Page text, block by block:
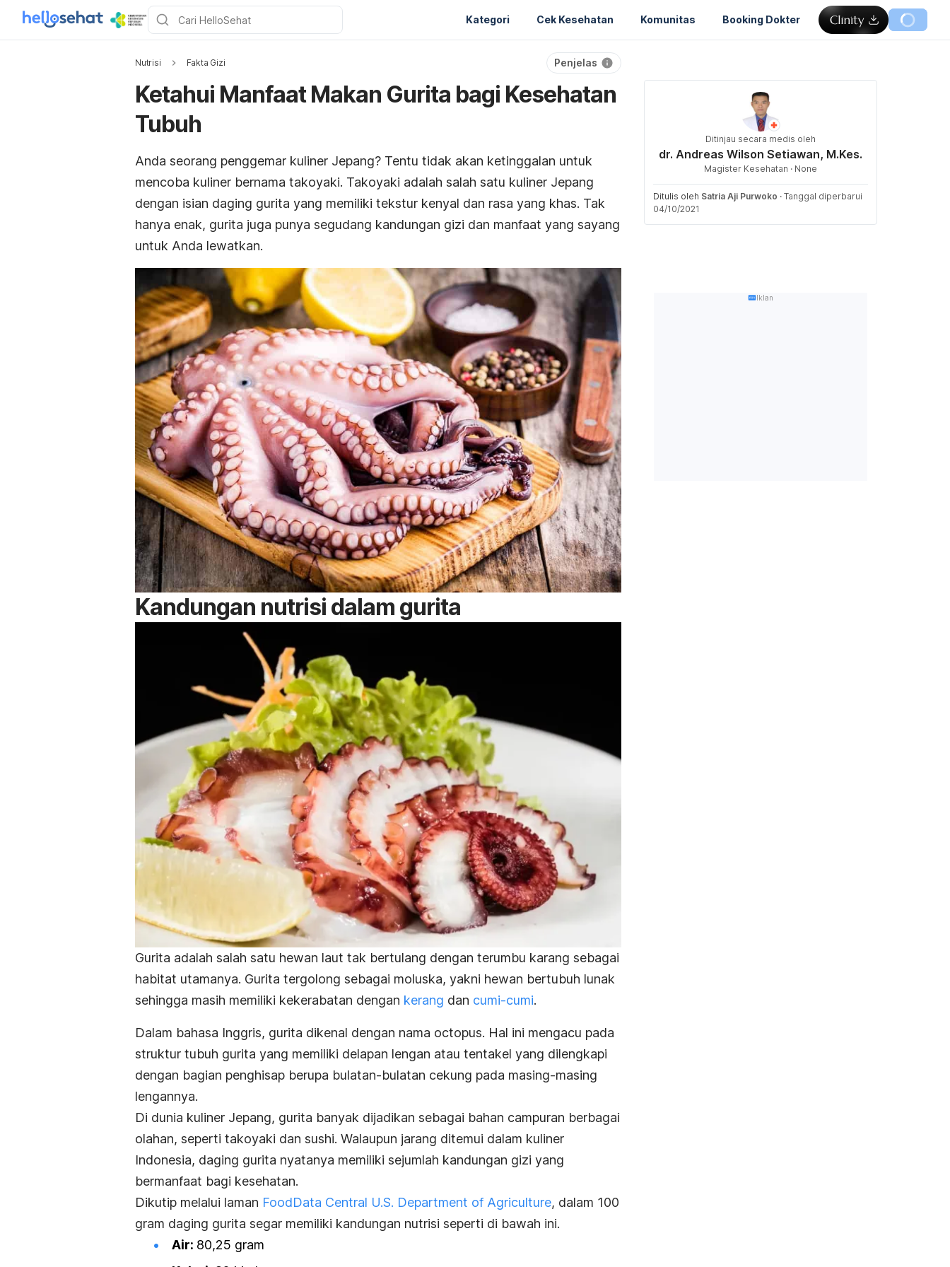
Kategori Cek Kesehatan Komunitas Booking Dokter
Nutrisi Fakta Gizi Penjelas
Ketahui Manfaat Makan Gurita bagi Kesehatan
Tubuh
Anda seorang penggemar kuliner Jepang? Tentu tidak akan ketinggalan untuk
mencoba kuliner bernama takoyaki. Takoyaki adalah salah satu kuliner Jepang
dengan isian daging gurita yang memiliki tekstur kenyal dan rasa yang khas. Tak
hanya enak, gurita juga punya segudang kandungan gizi dan manfaat yang sayang
untuk Anda lewatkan.
Kandungan nutrisi dalam gurita
Gurita adalah salah satu hewan laut tak bertulang dengan terumbu karang sebagai
habitat utamanya. Gurita tergolong sebagai moluska, yakni hewan bertubuh lunak
sehingga masih memiliki kekerabatan dengan kerang dan cumi-cumi.
Dalam bahasa Inggris, gurita dikenal dengan nama octopus. Hal ini mengacu pada
struktur tubuh gurita yang memiliki delapan lengan atau tentakel yang dilengkapi
dengan bagian penghisap berupa bulatan-bulatan cekung pada masing-masing
lengannya.
Di dunia kuliner Jepang, gurita banyak dijadikan sebagai bahan campuran berbagai
olahan, seperti takoyaki dan sushi. Walaupun jarang ditemui dalam kuliner
Indonesia, daging gurita nyatanya memiliki sejumlah kandungan gizi yang
bermanfaat bagi kesehatan.
Dikutip melalui laman FoodData Central U.S. Department of Agriculture, dalam 100
gram daging gurita segar memiliki kandungan nutrisi seperti di bawah ini.
Air: 80,25 gram
Ditinjau secara medis oleh
dr. Andreas Wilson Setiawan, M.Kes.
Magister Kesehatan · None
Ditulis oleh Satria Aji Purwoko · Tanggal diperbarui
04/10/2021
Iklan